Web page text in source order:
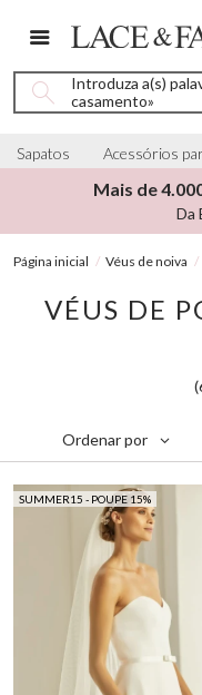
Introduza a(s)
casamento»
Sapatos Acessórios
Mais de
Da
Página inicial Véus de noiva
VÉUS DE
Ordenar por
SUMMER15 - POUPE 15%